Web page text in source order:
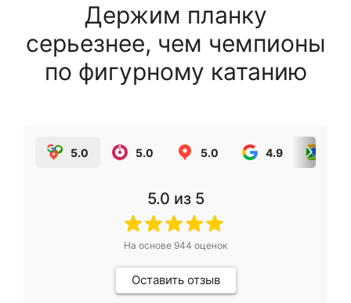
Держим планку
серьезнее, чем чемпионы
по фигурному катанию
5.0 5.0 5.0 4.9
5.0 из 5
На основе 944 оценок
Оставить отзыв